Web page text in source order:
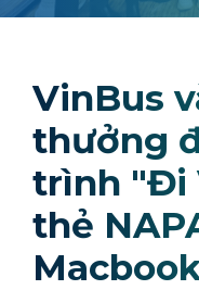
VinBus
thưởng
trình "Đi
thẻ